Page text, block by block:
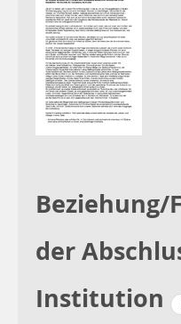
der
Institution